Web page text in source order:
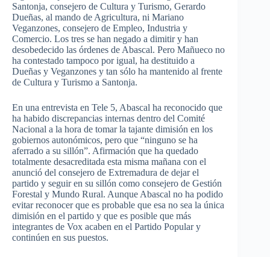
Santonja, consejero de Cultura y Turismo, Gerardo
Dueñas, al mando de Agricultura, ni Mariano
Veganzones, consejero de Empleo, Industria y
Comercio. Los tres se han negado a dimitir y han
desobedecido las órdenes de Abascal. Pero Mañueco no
ha contestado tampoco por igual, ha destituido a
Dueñas y Veganzones y tan sólo ha mantenido al frente
de Cultura y Turismo a Santonja.
En una entrevista en Tele 5, Abascal ha reconocido que
ha habido discrepancias internas dentro del Comité
Nacional a la hora de tomar la tajante dimisión en los
gobiernos autonómicos, pero que “ninguno se ha
aferrado a su sillón”. Afirmación que ha quedado
totalmente desacreditada esta misma mañana con el
anunció del consejero de Extremadura de dejar el
partido y seguir en su sillón como consejero de Gestión
Forestal y Mundo Rural. Aunque Abascal no ha podido
evitar reconocer que es probable que esa no sea la única
dimisión en el partido y que es posible que más
integrantes de Vox acaben en el Partido Popular y
continúen en sus puestos.